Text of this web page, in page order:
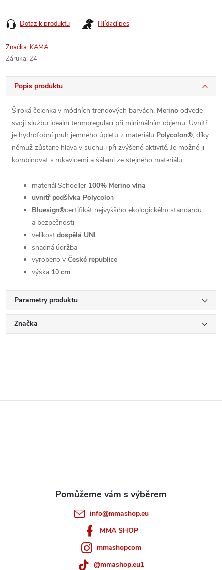
Dotaz k produktu Hlídací pes
Značka: KAMA
Záruka: 24
Popis produktu
Široká čelenka v módních trendových barvách. Merino odvede
svoji službu ideální termoregulací při minimálním objemu. Uvnitř
je hydrofobní pruh jemného úpletu z materiálu Polycolon®, díky
němuž zůstane hlava v suchu i při zvýšené aktivitě. Je možné ji
kombinovat s rukavicemi a šálami ze stejného materiálu.
materiál Schoeller 100% Merino vlna
uvnitř podšívka Polycolon
Bluesign®certifikát nejvyššího ekologického standardu
a bezpečnosti
velikost dospělá UNI
snadná údržba
vyrobeno v České republice
výška 10 cm
Parametry produktu
Značka
info@mmashop.eu
MMA SHOP
mmashopcom
@mmashop.eu1